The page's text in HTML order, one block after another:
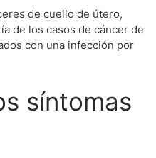
de cuello de útero,
de los casos de cáncer de
con una infección por
síntomas